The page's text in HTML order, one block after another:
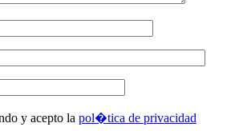
y acepto la pol�tica de privacidad